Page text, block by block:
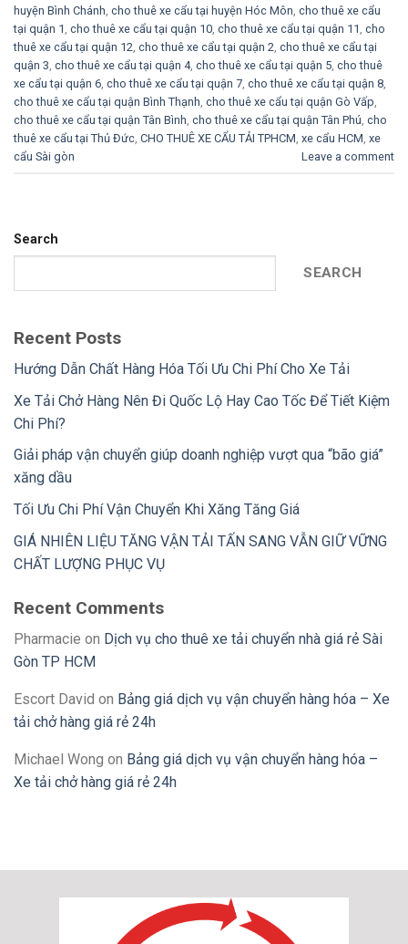
huyện Bình Chánh cho thuê xe cẩu tại huyện Hóc Môn cho thuê xe cẩu
tại quận 1 cho thuê xe cẩu tại quận 10 cho thuê xe cẩu tại quận 11 cho
thuê xe cẩu tại quận 12 cho thuê xe cẩu tại quận 2 cho thuê xe cẩu tại
quận 3 cho thuê xe cẩu tại quận 4, cho thuê xe cẩu tại quận 5 cho thuê
xe cẩu tại quận 6 cho thuê xe cẩu tại quận 7 cho thuê xe cẩu tại quận 8
cho thuê xe cẩu tại quận Bình Thạnh cho thuê xe cẩu tại quận Gò Vấp
cho thuê xe cẩu tại quận Tân Bình cho thuê xe cẩu tại quận Tân Phú cho
thuê xe cẩu tại Thủ Đức CHO THUÊ XE CẨU TẢI TPHCM xe cẩu HCM xe
cẩu Sài gòn
Leave a comment
Search
SEARCH
Recent Posts
Hướng Dẫn Chất Hàng Hóa Tối Ưu Chi Phí Cho Xe Tải
Xe Tải Chở Hàng Nên Đi Quốc Lộ Hay Cao Tốc Để Tiết Kiệm
Chi Phí?
Giải pháp vận chuyển giúp doanh nghiệp vượt qua “bão giá”
xăng dầu
Tối Ưu Chi Phí Vận Chuyển Khi Xăng Tăng Giá
GIÁ NHIÊN LIỆU TĂNG VẬN TẢI TẤN SANG VẪN GIỮ VỮNG
CHẤT LƯỢNG PHỤC VỤ
Recent Comments
Pharmacie on Dịch vụ cho thuê xe tải chuyển nhà giá rẻ Sài
Gòn TP HCM
Escort David on Bảng giá dịch vụ vận chuyển hàng hóa – Xe
tải chở hàng giá rẻ 24h
Michael Wong on Bảng giá dịch vụ vận chuyển hàng hóa –
Xe tải chở hàng giá rẻ 24h